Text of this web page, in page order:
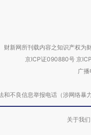
财新网所刊载内容之知识产权为
京ICP证090880号 京
广
和不良信息举报电话（涉网络
关于我们